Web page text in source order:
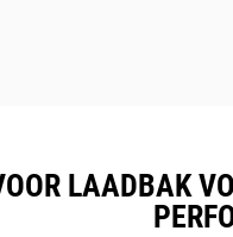
LAADBAK